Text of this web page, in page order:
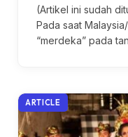
(Artikel ini sudah
Pada saat
“merdeka” pada
ARTICLE